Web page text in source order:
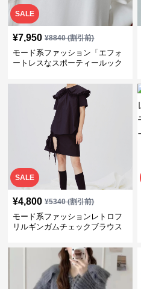
SALE
¥7,950 ¥8840(割引前)
モード系ファッション「エフォ
ートレスなスポーティールック
ワイトのカジュアルセット」
SALE
¥4,800 ¥5340(割引前)
モード系ファッションレトロフ
リルギンガムチェックブラウス